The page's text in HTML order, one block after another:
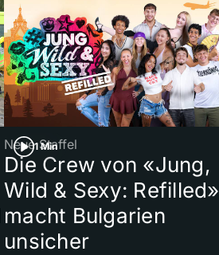
1 Min
Neue Staffel
Die Crew von «Jung,
Wild & Sexy: Refilled»
macht Bulgarien
unsicher